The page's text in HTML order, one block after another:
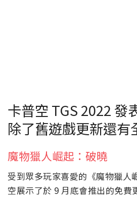
卡普空 TGS 2022 發
除了舊遊戲更新還有
魔物獵人崛起：破曉
受到眾多玩家喜愛的《魔物獵人
空展示了於 9 月底會推出的免費